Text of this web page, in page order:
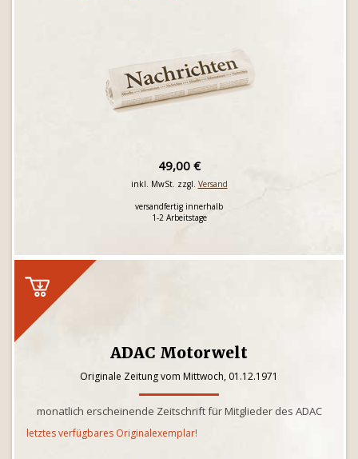
49,00 €
inkl. MwSt. zzgl. Versand
versandfertig innerhalb
1-2 Arbeitstage
ADAC Motorwelt
Originale Zeitung vom Mittwoch, 01.12.1971
monatlich erscheinende Zeitschrift für Mitglieder des ADAC
letztes verfügbares Originalexemplar!